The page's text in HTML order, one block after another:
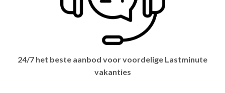
24/7 het beste aanbod voor voordelige Lastminute
vakanties